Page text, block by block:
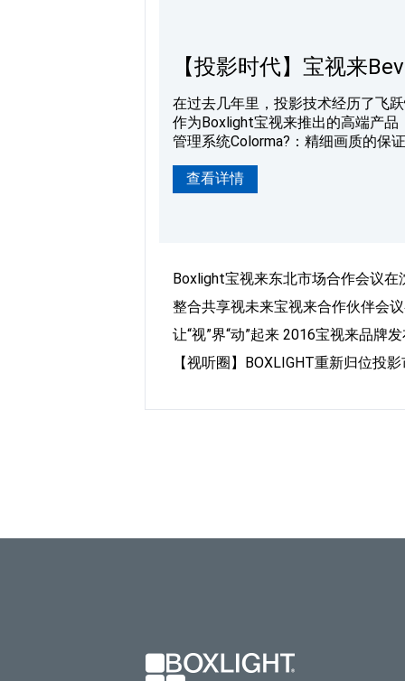
【投影时代】宝视来
在过去几年里，投影技术经历了飞
作为Boxlight宝视来推出的高端产
管理系统Colorma?：精细画质的保
化使得投影机在展示高动态范围内
4K（3840x2160）主流分辨率，提
查看详情
Boxlight宝视来东北市场合作会议在
整合共享视未来宝视来合作伙伴会
让“视”界“动”起来 2016宝视来品牌
【视听圈】BOXLIGHT重新归位投